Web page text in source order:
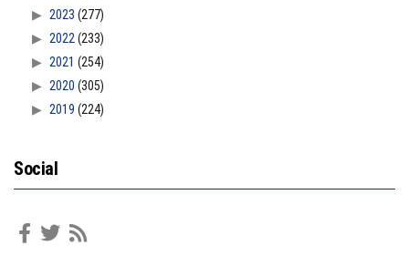
2023 (277)
2022(233)
2021 (254)
2020 (305)
2019 (224)
Social